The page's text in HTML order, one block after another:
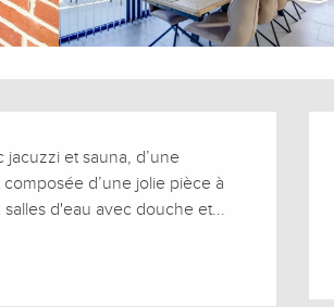
et sauna, d’une
d’une jolie pièce à
d'eau avec douche et...